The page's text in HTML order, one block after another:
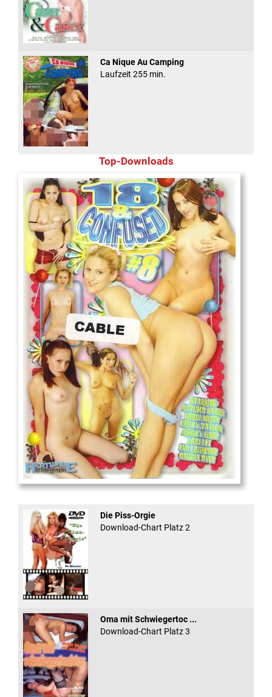
Ca Nique Au Camping
Laufzeit 255 min.
Top-Downloads
And Confused #8 - ...
Die Piss-Orgie
Download-Chart Platz 2
Oma mit Schwiegertoc ...
Download-Chart Platz 3